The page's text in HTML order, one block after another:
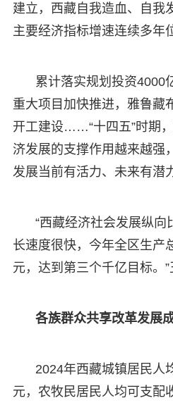
建立，西藏自我造血、自我
主要经济指标增速连续多年
累计落实规划投资4000
重大项目加快推进，雅鲁藏
开工建设……“十四五”时期
济发展的支撑作用越来越强
发展当前有活力、未来有潜
“西藏经济社会发展纵向
长速度很快，今年全区生产
元，达到第三个千亿目标。”
各族群众共享改革发展
2024年西藏城镇居民人
元，农牧民居民人均可支